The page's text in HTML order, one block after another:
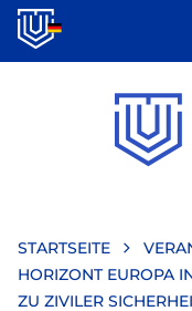
Direkt
zum
Inhalt
STARTSEITE
HORIZONT EUROPA
ZU ZIVILER